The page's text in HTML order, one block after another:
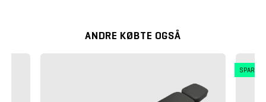
ANDRE KØBTE OGSÅ
SPAR